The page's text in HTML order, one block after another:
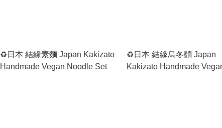
♻️日本 結緣素麵 Japan Kakizato
Handmade Vegan Noodle Set
♻️日本 結緣烏冬麵 Japan
Kakizato Handmade